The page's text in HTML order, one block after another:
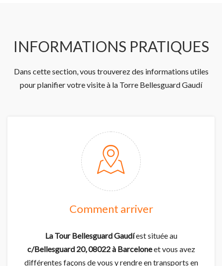
INFORMATIONS PRATIQUES
Dans cette section, vous trouverez des informations utiles
pour planifier votre visite à la Torre Bellesguard Gaudí
Comment arriver
La Tour Bellesguard Gaudíest située au
c/Bellesguard 20, 08022 à Barceloneet vous avez
différentes façons de vous y rendre en transports en